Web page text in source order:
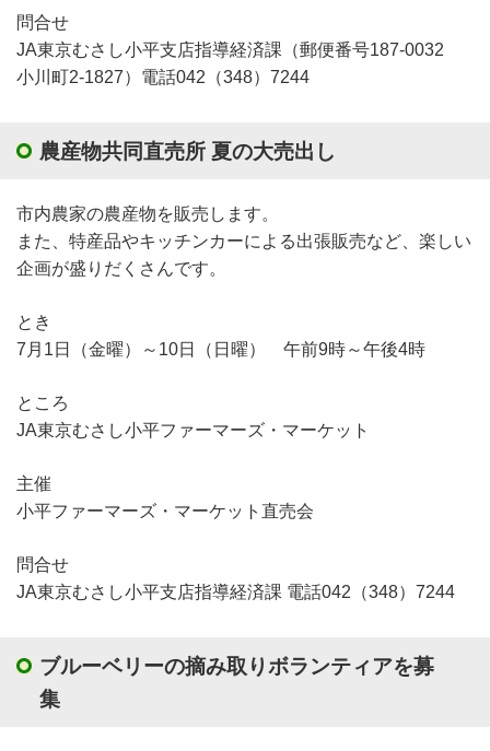
問合せ
JA東京むさし小平支店指導経済課（郵便番号187-0032
小川町2-1827）電話042（348）7244
農産物共同直売所 夏の大売出し
市内農家の農産物を販売します。
また、特産品やキッチンカーによる出張販売など、楽しい
企画が盛りだくさんです。
とき
7月1日（金曜）～10日（日曜） 午前9時～午後4時
ところ
JA東京むさし小平ファーマーズ・マーケット
主催
小平ファーマーズ・マーケット直売会
問合せ
JA東京むさし小平支店指導経済課 電話042（348）7244
ブルーベリーの摘み取りボランティアを募
集